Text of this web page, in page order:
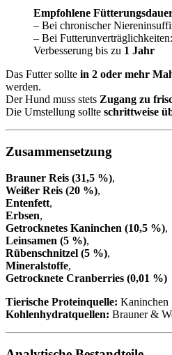
Empfohlene
– Bei chronischer
– Bei Futterunverträglichkeiten:
Verbesserung bis zu 1 Jahr
Das Futter sollte in 2 oder mehr
werden.
Der Hund muss stets Zugang zu
Die Umstellung sollte schrittweise
Zusammensetzung
Brauner Reis (31,5 %),
Weißer Reis (20 %),
Entenfett,
Erbsen,
Getrocknetes Kaninchen (10,5 %),
Leinsamen (5 %),
Rübenschnitzel (5 %),
Mineralstoffe,
Getrocknete Cranberries (0,01 %)
Tierische Proteinquelle: Kaninchen
Kohlenhydratquellen: Brauner &